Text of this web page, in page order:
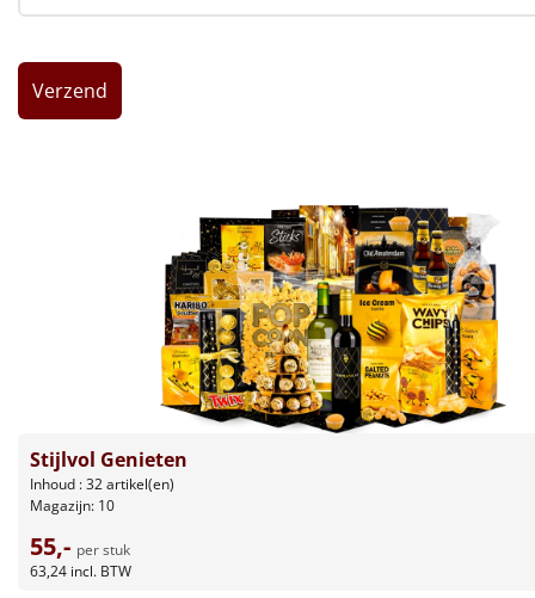
Leuke
Tas
Wake up light
Stijlvol Genieten
Inhoud : 32 artikel(en)
Magazijn: 10
55,- per stuk
63,24 incl. BTW